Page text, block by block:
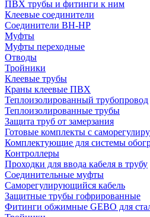
ПВХ трубы и фитинги к ним
Клеевые соединители
Соединители ВН-НР
Муфты
Муфты переходные
Отводы
Тройники
Клеевые трубы
Краны клеевые ПВХ
Теплоизолированный трубопровод
Теплоизолированные трубы
Защита труб от замерзания
Готовые комплекты с
Комплектующие для системы
Контроллеры
Проходки для ввода кабеля в трубу
Соединительные муфты
Саморегулирующийся кабель
Защитные трубы гофрированные
Фитинги обжимные GEBO для